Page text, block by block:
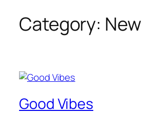
Category: New
Good Vibes